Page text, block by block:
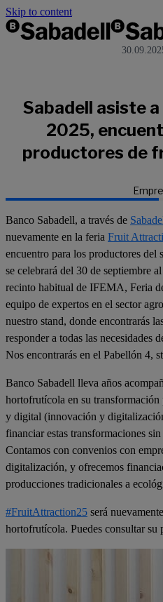
Skip to content
Sabadell asiste
2025,
productores de
Banco Sabadell, a través de
nuevamente en la feria Fruit
encuentro para los productores del
se celebrará del 30 de septiembre
recinto habitual de IFEMA, Feria
equipo de expertos en el sector
nuestro stand, donde encontrarás
responder a todas las necesidades
Nos encontrarás en el Pabellón 4,
Banco Sabadell lleva años
hortofrutícola en su
y digital (innovación y
financiar estas transformaciones
Contamos con convenios con
digitalización, y ofrecemos
producciones tradicionales a
#FruitAttraction25 será
hortofrutícola. Puedes consultar su